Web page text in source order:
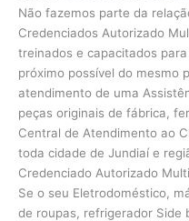
Não fazemos parte da
Credenciados Autorizado
treinados e capacitados
próximo possível do mesmo
atendimento de uma
peças originais de fábrica,
Central de Atendimento ao
toda cidade de Jundiaí e
Credenciado Autorizado
Se o seu Eletrodoméstico,
de roupas, refrigerador Side